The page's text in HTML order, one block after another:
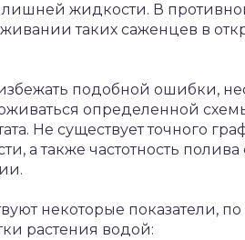
лишней жидкости. В
таких саженцев в
подобной ошибки,
определенной
Не существует точного
а также частотность
некоторые показатели,
растения водой: